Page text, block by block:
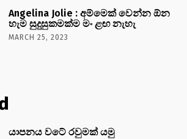
Angelina Jolie : අම්මෙක් වෙන්න ඕන
හැම සුදුසුකමක්ම මං ළඟ නැහැ
MARCH 25, 2023
යාපනය වටේ රවුමක් යමු